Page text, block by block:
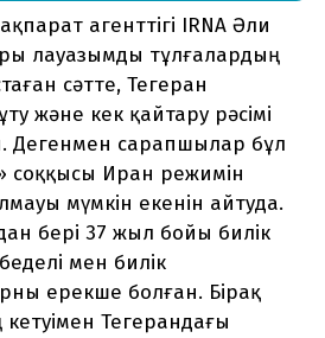
агенттігі IRNA Әли
лауазымды тұлғалардың
сәтте, Тегеран
және кек қайтару рәсімі
Дегенмен сарапшылар бұл
соққысы Иран режимін
мүмкін екенін айтуда.
бері 37 жыл бойы билік
мен билік
ерекше болған. Бірақ
Тегерандағы